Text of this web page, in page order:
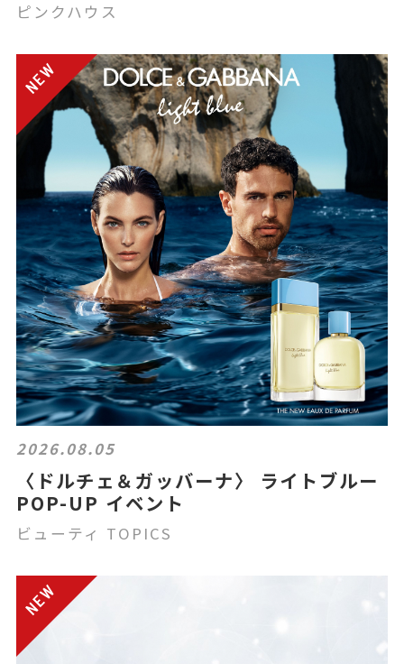
ピンクハウス
2026.08.05
〈ドルチェ＆ガッバーナ〉 ライトブルー
POP-UP イベント
ビューティ TOPICS